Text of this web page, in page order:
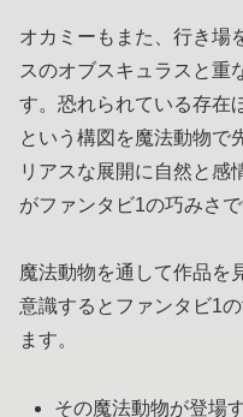
オカミーもまた、行き場
スのオブスキュラスと重
す。恐れられている存在
という構図を魔法動物で
リアスな展開に自然と感
がファンタビ1の巧みさで
魔法動物を通して作品を
意識するとファンタビ1
ます。
その魔法動物が登場